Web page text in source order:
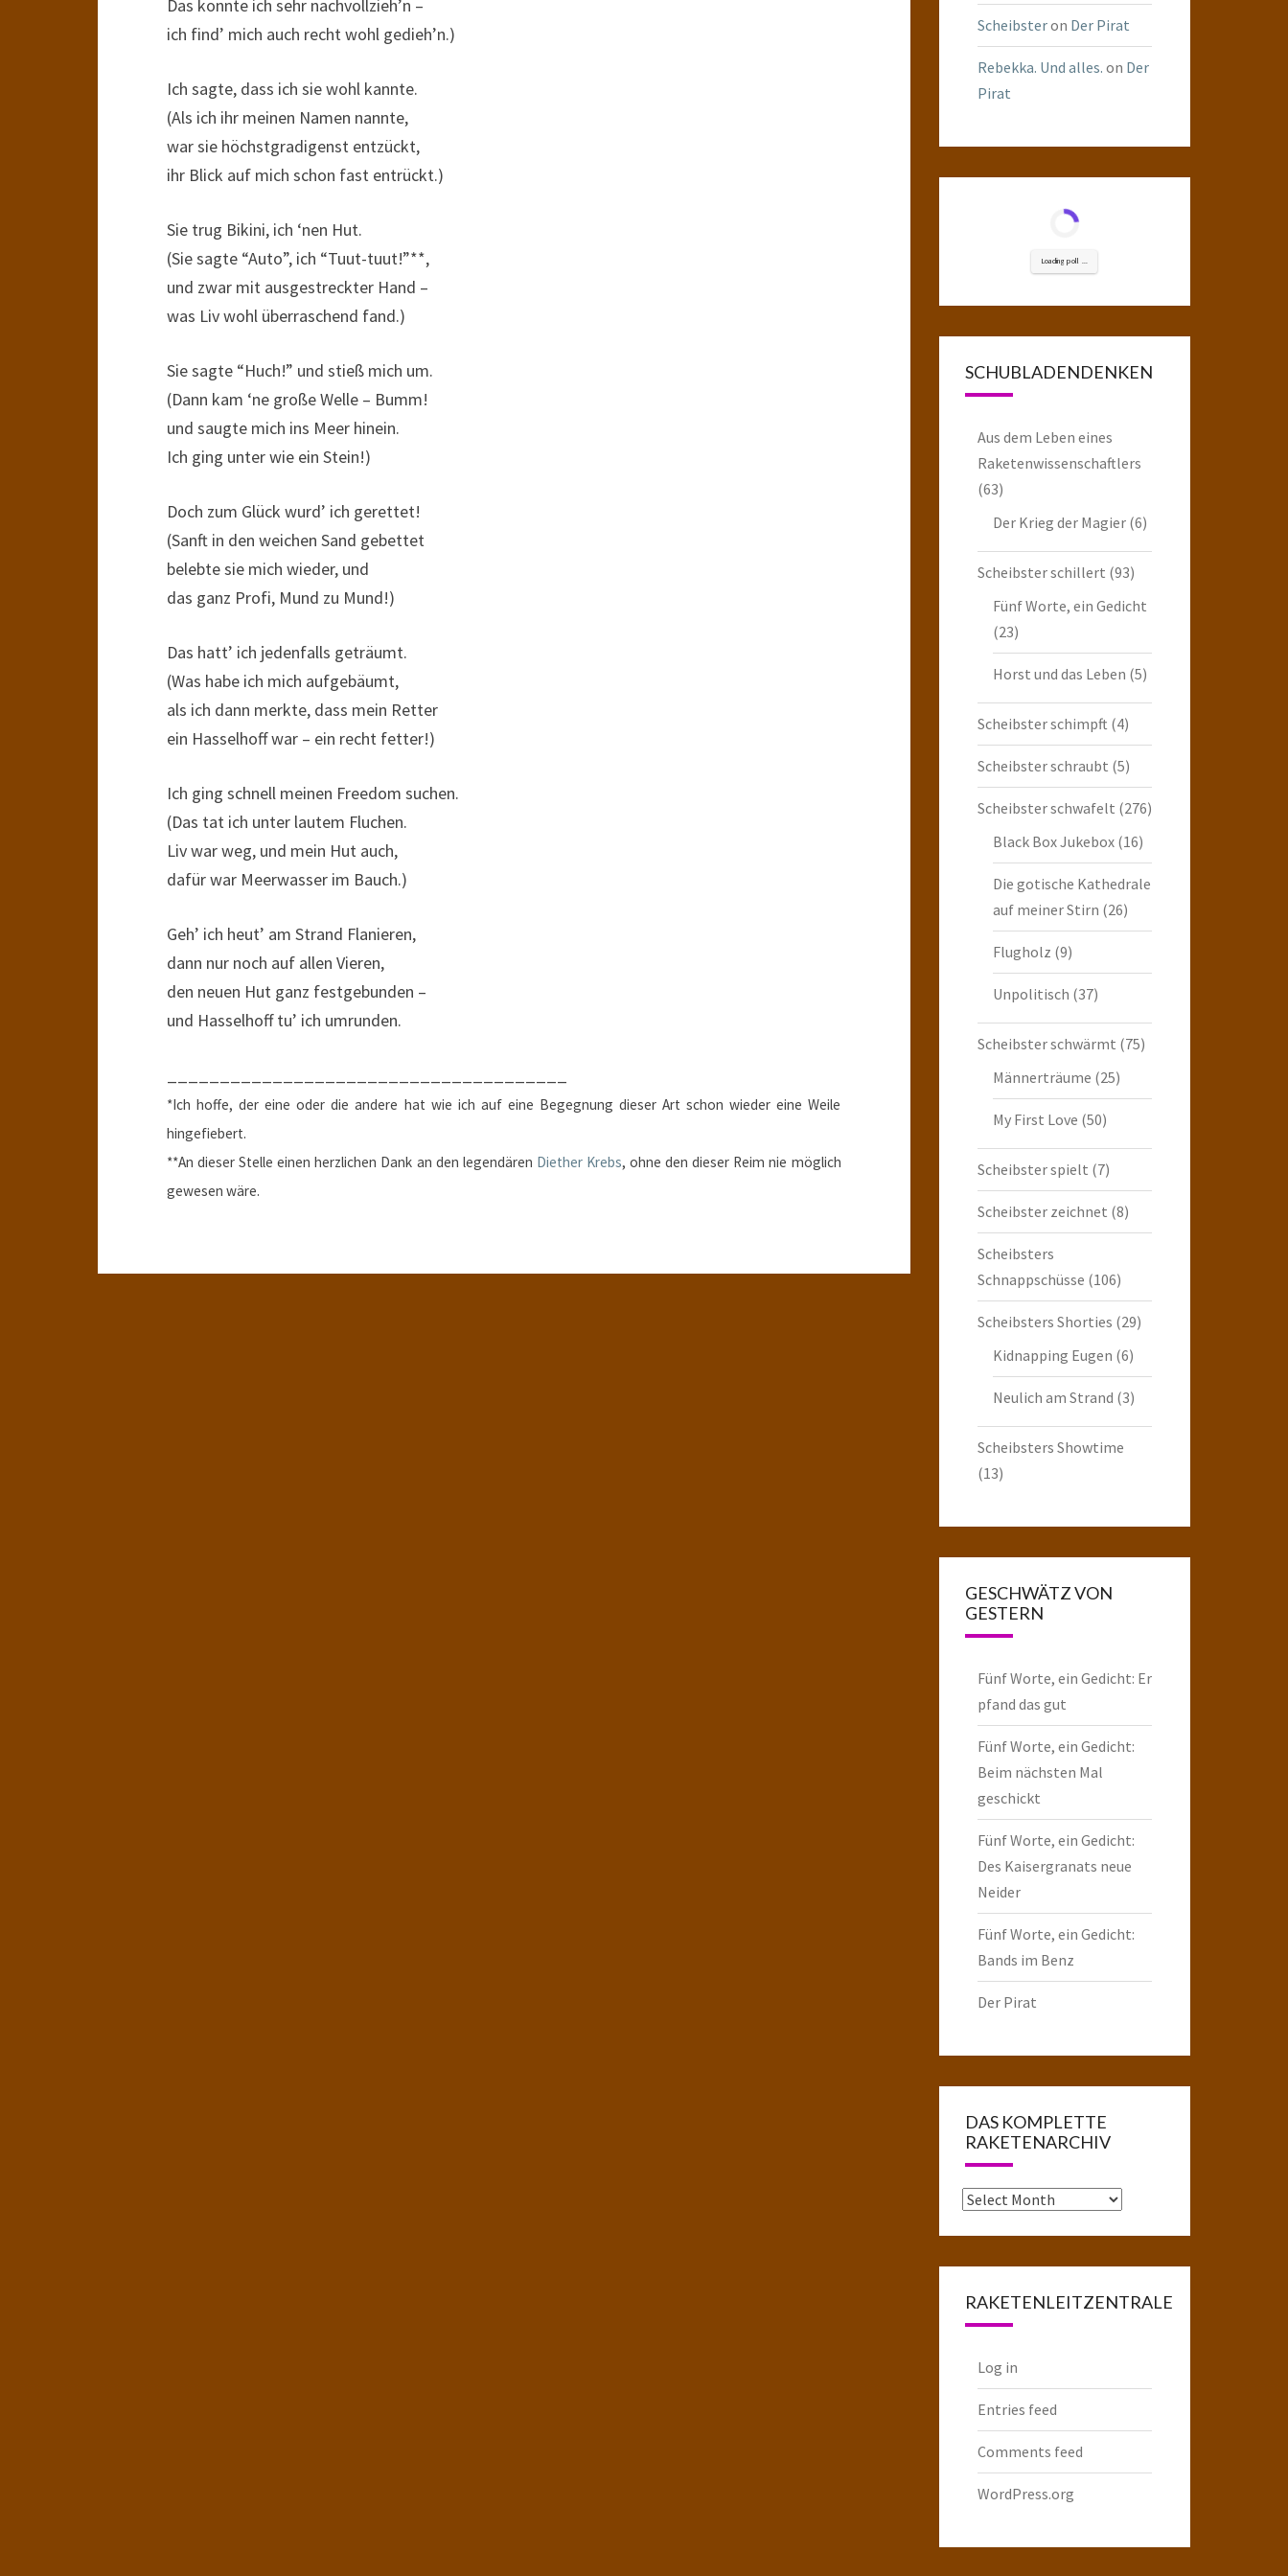
Das konnte ich sehr nachvollzieh’n –
ich find’ mich auch recht wohl gedieh’n.)
Ich sagte, dass ich sie wohl kannte.
(Als ich ihr meinen Namen nannte,
war sie höchstgradigenst entzückt,
ihr Blick auf mich schon fast entrückt.)
Sie trug Bikini, ich ‘nen Hut.
(Sie sagte “Auto”, ich “Tuut-tuut!”**,
und zwar mit ausgestreckter Hand –
was Liv wohl überraschend fand.)
Sie sagte “Huch!” und stieß mich um.
(Dann kam ‘ne große Welle – Bumm!
und saugte mich ins Meer hinein.
Ich ging unter wie ein Stein!)
Doch zum Glück wurd’ ich gerettet!
(Sanft in den weichen Sand gebettet
belebte sie mich wieder, und
das ganz Profi, Mund zu Mund!)
Das hatt’ ich jedenfalls geträumt.
(Was habe ich mich aufgebäumt,
als ich dann merkte, dass mein Retter
ein Hasselhoff war – ein recht fetter!)
Ich ging schnell meinen Freedom suchen.
(Das tat ich unter lautem Fluchen.
Liv war weg, und mein Hut auch,
dafür war Meerwasser im Bauch.)
Geh’ ich heut’ am Strand Flanieren,
dann nur noch auf allen Vieren,
den neuen Hut ganz festgebunden –
und Hasselhoff tu’ ich umrunden.
*Ich hoffe, der eine oder die andere hat wie ich auf eine Begegnung dieser Art schon wieder eine Weile
hingefiebert.
**An dieser Stelle einen herzlichen Dank an den legendären Diether Krebs, ohne den dieser Reim nie möglich
gewesen wäre.
Scheibsteron Der Pirat
Rebekka. Und alles. on Der
Pirat
Loading poll ...
SCHUBLADENDENKEN
Aus dem Leben eines
Raketenwissenschaftlers
(63)
Der Krieg der Magier(6)
Scheibster schillert (93)
Fünf Worte, ein Gedicht
(23)
Horst und das Leben (5)
Scheibster schimpft (4)
Scheibster schraubt (5)
Scheibster schwafelt (276)
Black Box Jukebox(16)
Die gotische Kathedrale
auf meiner Stirn (26)
Flugholz (9)
Unpolitisch (37)
Scheibster schwärmt (75)
Männerträume (25)
My First Love (50)
Scheibster spielt (7)
Scheibster zeichnet (8)
Scheibsters
Schnappschüsse (106)
Scheibsters Shorties (29)
Kidnapping Eugen (6)
Neulich am Strand (3)
Scheibsters Showtime
(13)
GESCHWÄTZ VON
GESTERN
Fünf Worte, ein Gedicht: Er
pfand das gut
Fünf Worte, ein Gedicht:
Beim nächsten Mal
geschickt
Fünf Worte, ein Gedicht:
Des Kaisergranats neue
Neider
Fünf Worte, ein Gedicht:
Bands im Benz
Der Pirat
DAS KOMPLETTE
RAKETENARCHIV
Das
RAKETENLEITZENTRALE
Log in
Entries feed
Comments feed
WordPress.org